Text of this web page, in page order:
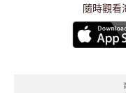
隨時觀看